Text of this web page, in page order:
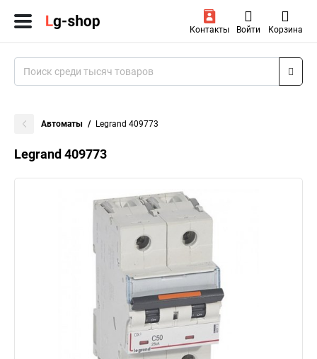
Контакты Войти Корзина
Автоматы Legrand 409773
Legrand 409773